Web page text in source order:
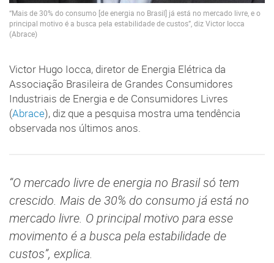
“Mais de 30% do consumo [de energia no Brasil] já está no mercado livre, e o
principal motivo é a busca pela estabilidade de custos”, diz Victor Iocca
(Abrace)
Victor Hugo Iocca, diretor de Energia Elétrica da
Associação Brasileira de Grandes Consumidores
Industriais de Energia e de Consumidores Livres
(Abrace), diz que a pesquisa mostra uma tendência
observada nos últimos anos.
“O mercado livre de energia no Brasil só tem
crescido. Mais de 30% do consumo já está no
mercado livre. O principal motivo para esse
movimento é a busca pela estabilidade de
custos”, explica.